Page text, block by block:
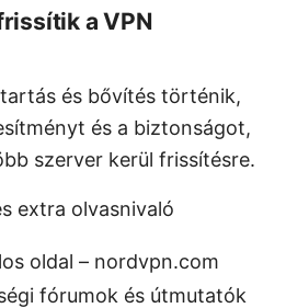
a VPN
és bővítés történik,
és a biztonságot,
szerver kerül frissítésre.
extra olvasnivaló
oldal – nordvpn.com
fórumok és útmutatók